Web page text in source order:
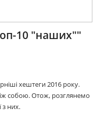
10 "наших""
хештеги 2016 року.
собою. Отож, розглянемо
з них.